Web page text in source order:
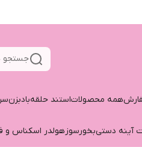
جستجو
همه محصولاتاستند حلقهبادبزن
آینه دستیبخورسوزهولدر اسکناس و